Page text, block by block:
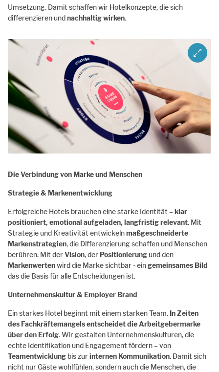
Umsetzung. Damit schaffen wir Hotelkonzepte, die sich
differenzieren undnachhaltig wirken.
ZOOM
Die Verbindung von Marke und Menschen
Strategie & Markenentwicklung
Erfolgreiche Hotels brauchen eine starke Identität – klar
positioniert, emotional aufgeladen, langfristig relevant. Mit
Strategie und Kreativität entwickelnmaßgeschneiderte
Markenstrategien, die Differenzierung schaffen und Menschen
berühren. Mit derVision, der Positionierung und den
Markenwertenwird die Marke sichtbar - eingemeinsames Bild
das die Basis für alle Entscheidungen ist.
Unternehmenskultur & Employer Brand
Ein starkes Hotel beginnt mit einem starken Team. In Zeiten
des Fachkräftemangels entscheidet die Arbeitgebermarke
über den Erfolg. Wir gestalten Unternehmenskulturen, die
echte Identifikation und Engagement fördern – von
Teamentwicklung bis zurinternen Kommunikation. Damit sich
nicht nur Gäste wohlfühlen, sondern auch die Menschen, die